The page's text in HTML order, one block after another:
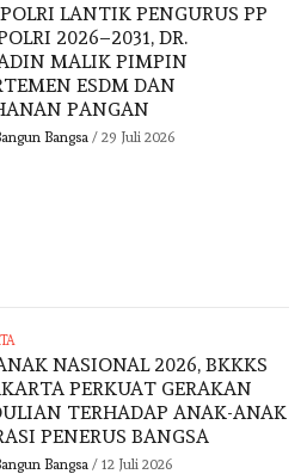
LANTIK PENGURUS PP
2026–2031, DR.
MALIK PIMPIN
ESDM DAN
PANGAN
Bangsa / 29 Juli 2026
NASIONAL 2026, BKKKS
PERKUAT GERAKAN
TERHADAP ANAK-ANAK
PENERUS BANGSA
Bangsa / 12 Juli 2026